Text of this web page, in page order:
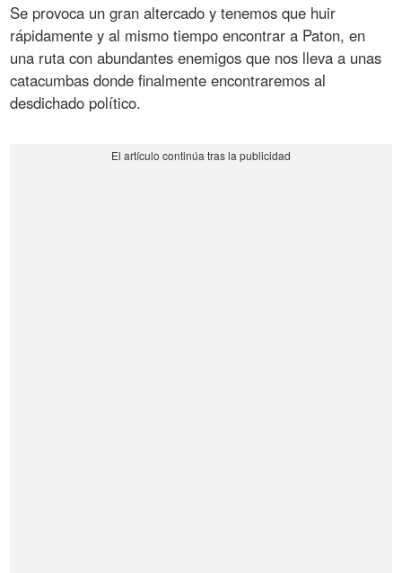
Se provoca un gran altercado y tenemos que huir
rápidamente y al mismo tiempo encontrar a Paton, en
una ruta con abundantes enemigos que nos lleva a unas
catacumbas donde finalmente encontraremos al
desdichado político.